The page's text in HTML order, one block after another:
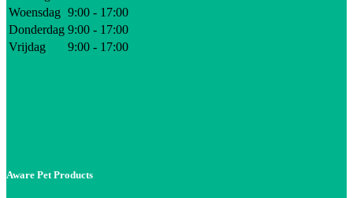
Woensdag 9:00 - 17:00
Donderdag 9:00 - 17:00
Vrijdag
9:00 - 17:00
Aware Pet Products